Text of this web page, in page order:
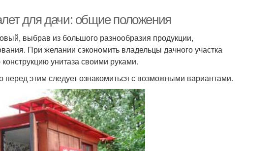
для дачи: общие положения
выбрав из большого разнообразия продукции,
При желании сэкономить владельцы дачного участка
унитаза своими руками.
этим следует ознакомиться с возможными вариантами.